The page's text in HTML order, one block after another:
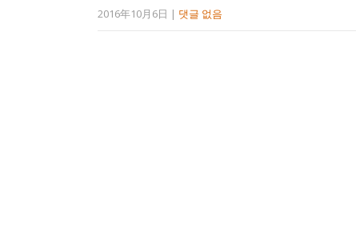
2016年10月6日 | 댓글 없음